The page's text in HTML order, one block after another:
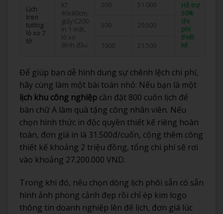
Lịch
treo
tường
lò xo 7
tờ
KT
40x60cm,
giấy C200
in 1 mặt,
lò xo
đỉnh đầu
200 51.000
Hỗ trợ
50%
chi
phí
thiết
kế
500 29.500
1000 21.500
Để giúp bạn dễ hình dung sự chênh lệch chi phí,
hãy cùng làm một bài toán nhỏ: Nếu bạn là một
lịch khu công nghiệp cần đặt 800 cuốn lịch để
bàn chữ A làm quà tặng công nhân viên. Nếu
chọn hình thức in độc quyền thiết kế riêng hoàn
toàn, đơn giá in là 31.500đ/cuốn, cộng thêm công
thiết kế khoảng 2 triệu đồng, tổng chi phí sẽ rơi
vào khoảng 27.200.000 VND.
Trong khi đó, nếu chọn dòng lịch phôi sẵn có sẵn
hình ảnh phong cảnh đẹp rồi chỉ ép kim logo
thông tin doanh nghiệp lên đế lịch, đơn giá lúc